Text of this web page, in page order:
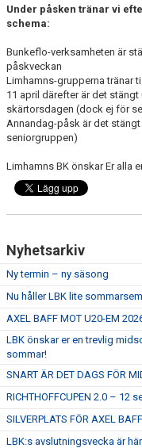
TÄVLINGSKALENDERN
HISTORIK
TRÄNINGSAVGIFTER
FYS - TRÄNA DITT LAG
BESTÄLL LBK KLÄDER
VACCINERAD MOT DOPING
SKÅNESERIEN
LBKS VÄRDEGRUNDER
GDPR
STOLT SPONSOR
Under påsken tränar vi
schema:
Bunkeflo-verksamheten är
påskveckan
Limhamns-grupperna tränar
11 april därefter är det stängt
skärtorsdagen (dock ej för
Annandag-påsk är det
seniorgruppen)
Limhamns BK önskar Er alla
Nyhetsarkiv
Ny termin – ny säsong
Nu håller LBK lite
AXEL BAFF MOT U20-EM
LBK önskar er en trevlig
sommar!
SNART ÄR DET DAGS FÖR
RICHTHOFFCUPEN 2.0 – 12
SILVERPLATS FÖR AXEL
LBK:s avslutningsvecka är här